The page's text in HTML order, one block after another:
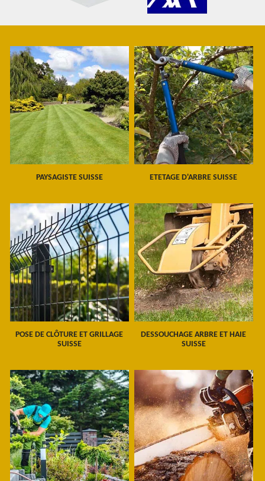
PAYSAGISTE SUISSE ETETAGE D'ARBRE SUISSE
POSE DE CLÔTURE ET GRILLAGE
SUISSE
DESSOUCHAGE ARBRE ET HAIE
SUISSE